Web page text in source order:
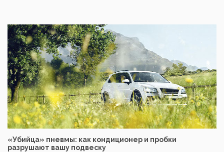
«Убийца» пневмы: как кондиционер и пробки
разрушают вашу подвеску